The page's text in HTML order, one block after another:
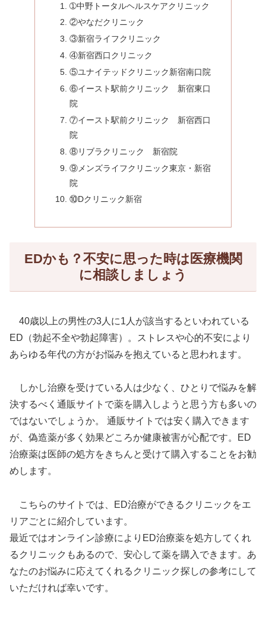
➀中野トータルヘルスケアクリニック
②やなだクリニック
③新宿ライフクリニック
④新宿西口クリニック
⑤ユナイテッドクリニック新宿南口院
⑥イースト駅前クリニック 新宿東口
院
⑦イースト駅前クリニック 新宿西口
院
⑧リブラクリニック 新宿院
⑨メンズライフクリニック東京・新宿
院
⑩Dクリニック新宿
EDかも？不安に思った時は医療機関
に相談しましょう
40歳以上の男性の3人に1人が該当するといわれている
ED（勃起不全や勃起障害）。ストレスや心的不安により
あらゆる年代の方がお悩みを抱えていると思われます。
しかし治療を受けている人は少なく、ひとりで悩みを解
決するべく通販サイトで薬を購入しようと思う方も多いの
ではないでしょうか。 通販サイトでは安く購入できます
が、偽造薬が多く効果どころか健康被害が心配です。ED
治療薬は医師の処方をきちんと受けて購入することをお勧
めします。
こちらのサイトでは、ED治療ができるクリニックをエ
リアごとに紹介しています。
最近ではオンライン診療によりED治療薬を処方してくれ
るクリニックもあるので、安心して薬を購入できます。あ
なたのお悩みに応えてくれるクリニック探しの参考にして
いただければ幸いです。